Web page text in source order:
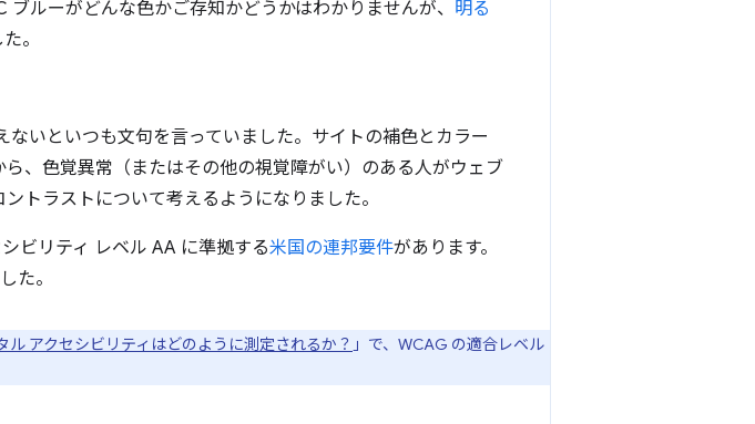
ルーがどんな色かご存知かどうかはわかりませんが、 明る
。
ないといつも文句を言っていました。サイトの補色とカラー
、色覚異常（またはその他の視覚障がい）のある人がウェブ
トラストについて考えるようになりました。
ビリティ レベル AA に準拠する米国の連邦要件があります。
た。
ル アクセシビリティはどのように測定されるか？ 」で、WCAG の適合レベル